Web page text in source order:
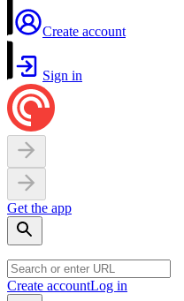
Create account
Sign in
Get the app
Create accountLog in